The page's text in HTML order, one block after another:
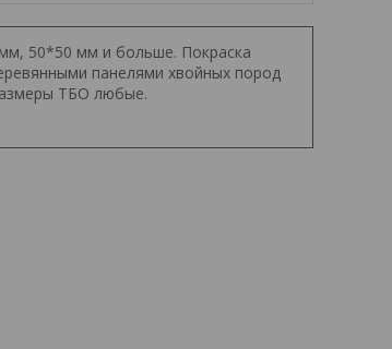
50*50 мм и больше. Покраска
панелями хвойных пород
ТБО любые.